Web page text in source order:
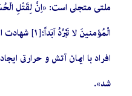
ملتى متجلى است: «اِنَّ لِقَتْلِ
الْمُؤمنینَ لا
افراد با ايمان آتش و حرارتى
شد».